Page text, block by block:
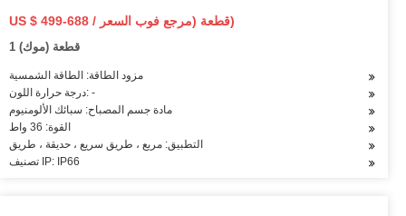
US $ 499-688 / قطعة (مرجع فوب السعر)
1 قطعة (موك)
مزود الطاقة: الطاقة الشمسية
درجة حرارة اللون: -
مادة جسم المصباح: سبائك الألومنيوم
القوة: 36 واط
التطبيق: مربع ، طريق سريع ، حديقة ، طريق
تصنيف IP: IP66